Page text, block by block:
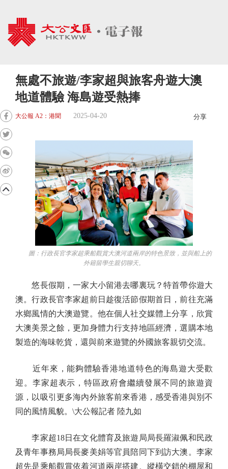
無處不旅遊/李家超與旅客舟遊大澳
地道體驗 海島遊受熱捧
大公報 A2：港聞 2025-04-20 分享
圖：行政長官李家超乘船觀賞大澳河道兩岸的特色景致，並與船上的
外籍留學生親切聊天。
悠長假期，一家大小留港去哪裏玩？特首帶你遊大
澳。行政長官李家超前日趁復活節假期首日，前往充滿
水鄉風情的大澳遊覽。他在個人社交媒體上分享，欣賞
大澳美景之餘，更加身體力行支持地區經濟，選購本地
製造的海味乾貨，還與前來遊覽的外國旅客親切交流。
近年來，能夠體驗香港地道特色的海島遊大受歡
迎。李家超表示，特區政府會繼續發展不同的旅遊資
源，以吸引更多海內外旅客前來香港，感受香港與別不
同的風情風貌。\大公報記者 陸九如
李家超18日在文化體育及旅遊局局長羅淑佩和民政
及青年事務局局長麥美娟等官員陪同下到訪大澳。李家
超先是乘船觀賞依着河道兩岸搭建、縱橫交錯的棚屋和